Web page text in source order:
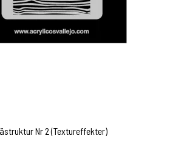
Nr 2 (Textureffekter)